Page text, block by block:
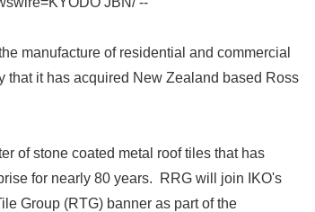
manufacture of residential and commercial
that it has acquired New Zealand based Ross
of stone coated metal roof tiles that has
for nearly 80 years. RRG will join IKO's
Group (RTG) banner as part of the